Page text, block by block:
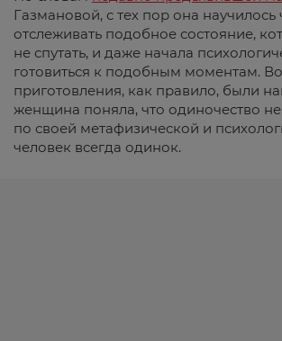
Газмановой, с тех пор она научилось
отслеживать подобное состояние,
не спутать, и даже начала
готовиться к подобным моментам.
приготовления, как правило, были
женщина поняла, что одиночество
по своей метафизической и
человек всегда одинок.